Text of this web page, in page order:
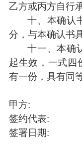
乙方或丙方自行
十、本确认
分，与本确认书
十一、本确
起生效，一式四
有一份，具有同
甲方:
签约代
签署日